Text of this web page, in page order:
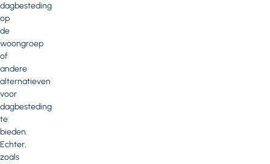
dagbesteding
op
de
woongroep
of
andere
alternatieven
voor
dagbesteding
te
bieden.
Echter,
zoals